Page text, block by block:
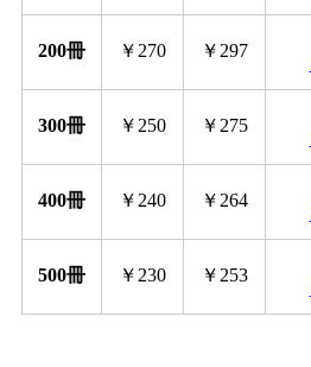
200冊 ￥270 ￥297
300冊 ￥250 ￥275
400冊 ￥240 ￥264
500冊 ￥230 ￥253